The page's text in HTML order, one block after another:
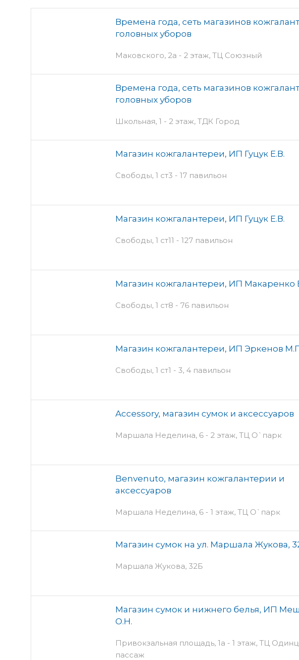
Времена года, сеть магазинов
головных уборов
Маковского, 2а - 2 этаж, ТЦ Союзный
Времена года, сеть магазинов
головных уборов
Школьная, 1 - 2 этаж, ТДК Город
Магазин кожгалантереи, ИП Гуцук Е.В.
Свободы, 1 ст3 - 17 павильон
Магазин кожгалантереи, ИП Гуцук Е.В.
Свободы, 1 ст11 - 127 павильон
Магазин кожгалантереи, ИП Макаренко
Свободы, 1 ст8 - 76 павильон
Магазин кожгалантереи, ИП Эркенов
Свободы, 1 ст1 - 3, 4 павильон
Accessory, магазин сумок и аксессуаров
Маршала Неделина, 6 - 2 этаж, ТЦ О`парк
Benvenuto, магазин кожгалантерии и
аксессуаров
Маршала Неделина, 6 - 1 этаж, ТЦ О`парк
Магазин сумок на ул. Маршала Жукова,
Маршала Жукова, 32Б
Магазин сумок и нижнего белья, ИП
О.Н.
Привокзальная площадь, 1а - 1 этаж, ТЦ
пассаж